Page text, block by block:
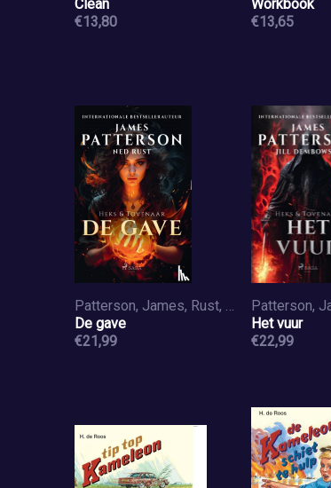
Clean
€13,80
Workbook
€13,65
Patterson, James, Rust, Ned
De gave
€21,99
Het vuur
€22,99